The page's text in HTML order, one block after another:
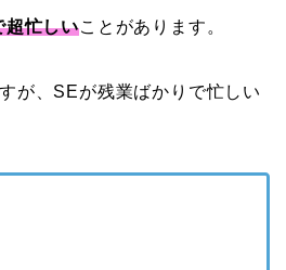
超忙しいことがあります。
が、SEが残業ばかりで忙しい